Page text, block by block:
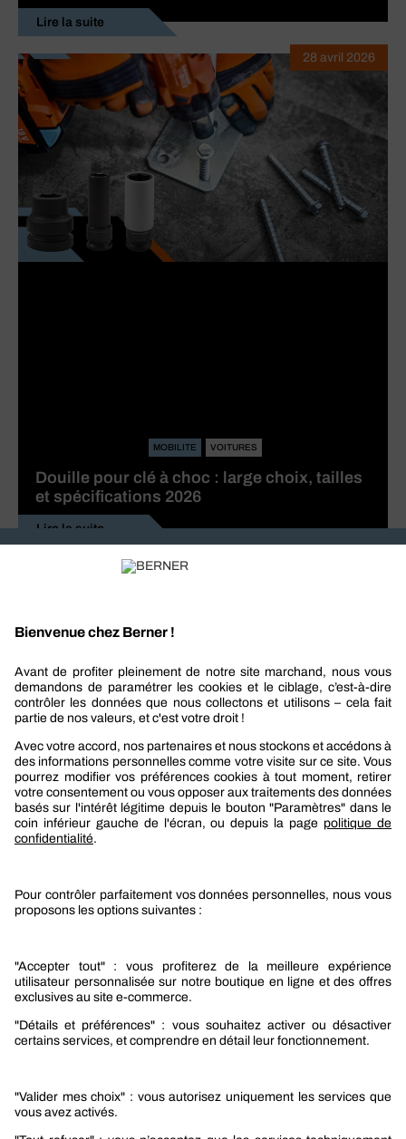
Lire la suite
MOBILITE VOITURES
Douille pour clé à choc : large choix, tailles
et spécifications 2026
Lire la suite
28 avril 2026
Berner
Boutique Berner
Boutique Berner Industry Services
Le groupe Berner
Nos produits
Sélection produits automobile
Sélection produits bâtiment
Promotions
Nouveautés mobilité